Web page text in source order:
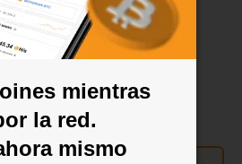
mientras
la red.
mismo